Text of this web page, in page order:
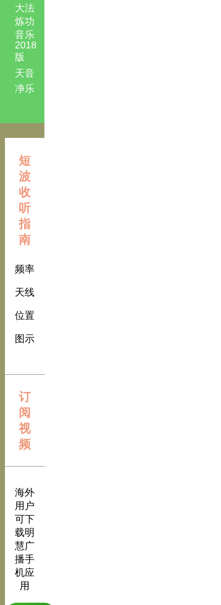
大法
炼功
音乐
2018
版
天音
净乐
短
波
收
听
指
南
频率
天线
位置
图示
订
阅
视
频
海外
用户
可下
载明
慧广
播手
机应
用